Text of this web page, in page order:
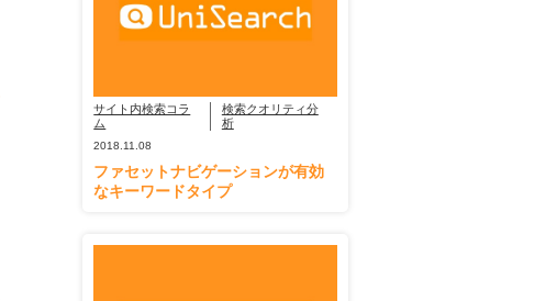
サイト内検索コラ
ム
検索クオリティ分
析
2018.11.08
ファセットナビゲーションが有効
なキーワードタイプ